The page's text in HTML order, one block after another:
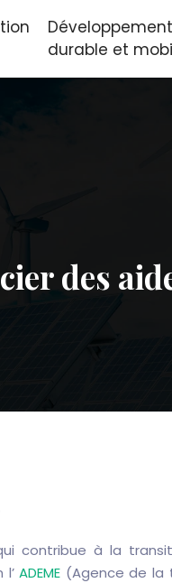
Développement
durable et
des
contribue à la
l’ADEME (Agence de la